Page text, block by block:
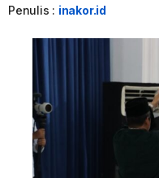
Penulis : inakor.id